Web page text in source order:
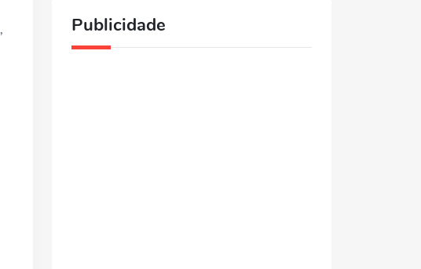
Publicidade